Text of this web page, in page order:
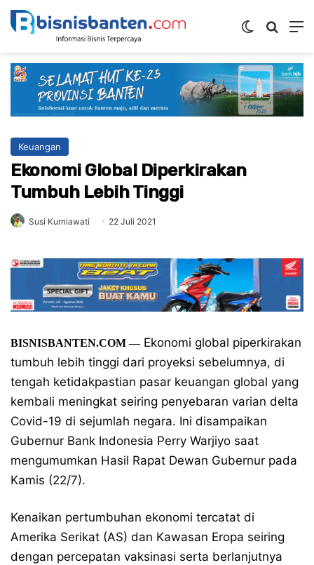
Switch skin
Keuangan
Ekonomi Global Diperkirakan
Tumbuh Lebih Tinggi
Susi Kurniawati 22 Juli 2021
BISNISBANTEN.COM —Ekonomi global piperkirakan
tumbuh lebih tinggi dari proyeksi sebelumnya, di
tengah ketidakpastian pasar keuangan global yang
kembali meningkat seiring penyebaran varian delta
Covid-19 di sejumlah negara. Ini disampaikan
Gubernur Bank Indonesia Perry Warjiyo saat
mengumumkan Hasil Rapat Dewan Gubernur pada
Kamis (22/7).
Kenaikan pertumbuhan ekonomi tercatat di
Amerika Serikat (AS) dan Kawasan Eropa seiring
dengan percepatan vaksinasi serta berlanjutnya